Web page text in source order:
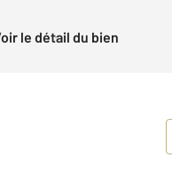
Voir le détail du bien